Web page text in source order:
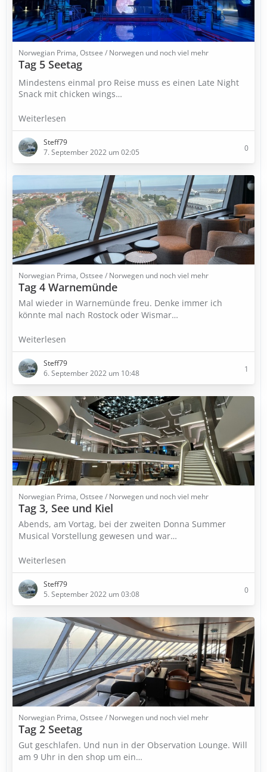
Norwegian Prima, Ostsee / Norwegen und noch viel mehr
Tag 5 Seetag
Mindestens einmal pro Reise muss es einen Late Night
Snack mit chicken wings…
Weiterlesen
Steff79
7. September 2022 um 02:05
0
Norwegian Prima, Ostsee / Norwegen und noch viel mehr
Tag 4 Warnemünde
Mal wieder in Warnemünde freu. Denke immer ich
könnte mal nach Rostock oder Wismar…
Weiterlesen
Steff79
6. September 2022 um 10:48
1
Norwegian Prima, Ostsee / Norwegen und noch viel mehr
Tag 3, See und Kiel
Abends, am Vortag, bei der zweiten Donna Summer
Musical Vorstellung gewesen und war…
Weiterlesen
Steff79
5. September 2022 um 03:08
0
Norwegian Prima, Ostsee / Norwegen und noch viel mehr
Tag 2 Seetag
Gut geschlafen. Und nun in der Observation Lounge. Will
am 9 Uhr in den shop um ein…